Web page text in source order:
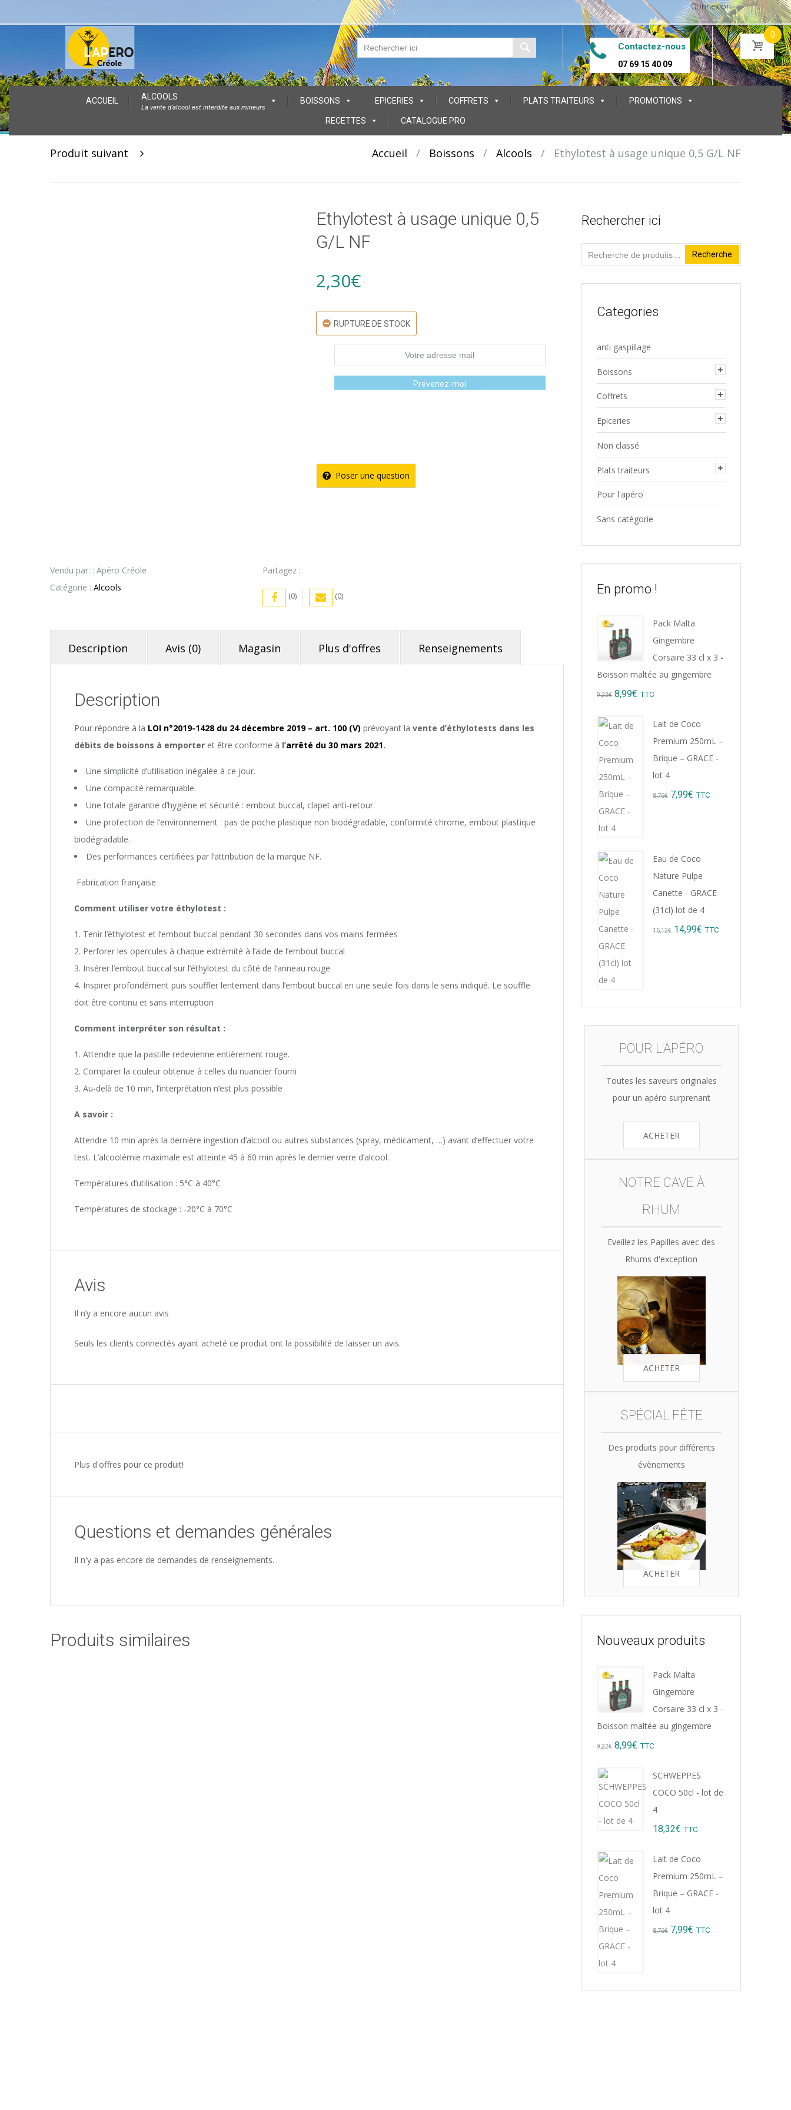
Connexion
Contactez-nous
07 69 15 40 09
0
Skip
to
content
ACCUEIL ALCOOLS
La vente d’alcool est interdite aux mineurs
BOISSONS EPICERIES COFFRETS PLATS TRAITEURS PROMOTIONS
RECETTES CATALOGUE PRO
Post
Produit suivant Accueil / Boissons / Alcools / Ethylotest à usage unique 0,5 G/L NF
Ethylotest à usage unique 0,5
G/L NF
2,30€
RUPTURE DE STOCK
Prévenez-moi
Poser une question
Vendu par: : Apéro Créole
Catégorie : Alcools
Partagez :
(0) (0)
Description Avis (0) Magasin Plus d'offres Renseignements
Description
Pour répondre à la LOI n°2019-1428 du 24 décembre 2019 – art. 100 (V) prévoyant la vente d’éthylotests dans les
débits de boissons à emporter et être conforme à l’arrêté du 30 mars 2021.
Une simplicité d’utilisation inégalée à ce jour.
Une compacité remarquable.
Une totale garantie d’hygiène et sécurité : embout buccal, clapet anti-retour.
Une protection de l’environnement : pas de poche plastique non biodégradable, conformité chrome, embout plastique
biodégradable.
Des performances certifiées par l’attribution de la marque NF.
Fabrication française
Comment utiliser votre éthylotest :
Tenir l’éthylotest et l’embout buccal pendant 30 secondes dans vos mains fermées
Perforer les opercules à chaque extrémité à l’aide de l’embout buccal
Insérer l’embout buccal sur l’éthylotest du côté de l’anneau rouge
Inspirer profondément puis souffler lentement dans l’embout buccal en une seule fois dans le sens indiqué. Le souffle
doit être continu et sans interruption
Comment interpréter son résultat :
Attendre que la pastille redevienne entièrement rouge.
Comparer la couleur obtenue à celles du nuancier fourni
Au-delà de 10 min, l’interprétation n’est plus possible
A savoir :
Attendre 10 min après la dernière ingestion d’alcool ou autres substances (spray, médicament, …) avant d’effectuer votre
test. L’alcoolémie maximale est atteinte 45 à 60 min après le dernier verre d’alcool.
Températures d’utilisation : 5°C à 40°C
Températures de stockage : -20°C à 70°C
Avis
Il n’y a encore aucun avis
Seuls les clients connectés ayant acheté ce produit ont la possibilité de laisser un avis.
Plus d'offres pour ce produit!
Questions et demandes générales
Il n'y a pas encore de demandes de renseignements.
Produits similaires
Rechercher ici
Recherche
pour :
Recherche
Categories
anti gaspillage
Boissons
Coffrets
Epiceries
Non classé
Plats traiteurs
Pour l'apéro
Sans catégorie
En promo !
Pack Malta
Gingembre
Corsaire 33 cl x 3 -
Boisson maltée au gingembre
9,22€ Original
was:
8,99€ Current
TTC
Lait de Coco
Premium 250mL –
Brique – GRACE -
lot 4
8,76€ Original
7,99€ Current
TTC
Eau de Coco
Nature Pulpe
Canette - GRACE
(31cl) lot de 4
15,12€ Original
14,99€ Current
TTC
POUR L'APÉRO
Toutes les saveurs originales
pour un apéro surprenant
ACHETER
NOTRE CAVE À
RHUM
Eveillez les Papilles avec des
Rhums d'exception
ACHETER
SPÉCIAL FÊTE
Des produits pour différents
évènements
ACHETER
Nouveaux produits
Pack Malta
Gingembre
Corsaire 33 cl x 3 -
Boisson maltée au gingembre
9,22€ Original
was:
9,22€.
8,99€ Current
is:
8,99€.
TTC
SCHWEPPES
COCO 50cl - lot de
4
18,32€ TTC
Lait de Coco
Premium 250mL –
Brique – GRACE -
lot 4
8,76€ Original
8,76€.
7,99€ Current
7,99€.
TTC